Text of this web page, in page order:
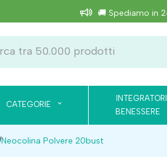
🚚 Spediamo in
CATEGORIE
BENESSERE
Neocolina Polvere 20bust